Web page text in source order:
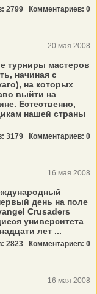
2799 Комментариев: 0
20 мая 2008
турниры мастеров
начиная с
на которых
выйти на
Естественно,
нашей страны
3179 Комментариев: 0
16 мая 2008
день на поле
Crusaders
университета
лет ...
2823 Комментариев: 0
16 мая 2008